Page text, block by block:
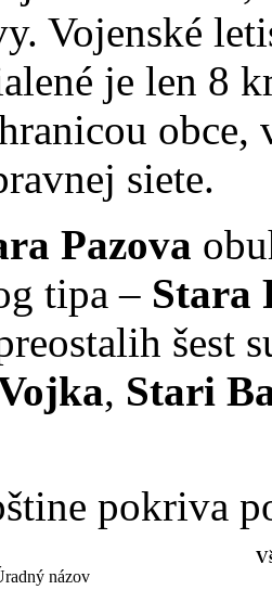
Vojenské
je len 8
obce,
siete.
Pazova
tipa – Stara
šest
, Stari
pokriva
názov